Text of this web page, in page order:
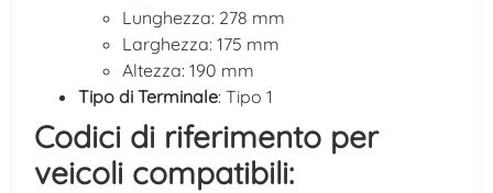
Lunghezza: 278 mm
Larghezza: 175 mm
Altezza: 190 mm
Tipo di Terminale: Tipo 1
Codici di riferimento per
veicoli compatibili: